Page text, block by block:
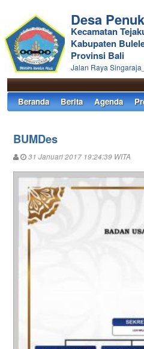
Desa
Kecamatan
Kabupaten
Provinsi Bali
Jalan Raya
Beranda Berita Agenda
BUMDes
31 Januari 2017 19:24:39 WITA